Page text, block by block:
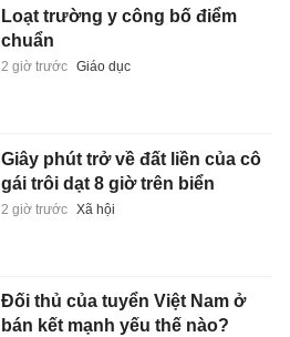
Loạt trường y công bố điểm
chuẩn
2 giờ trước Giáo dục
Giây phút trở về đất liền của cô
gái trôi dạt 8 giờ trên biển
2 giờ trước Xã hội
Đối thủ của tuyển Việt Nam ở
bán kết mạnh yếu thế nào?